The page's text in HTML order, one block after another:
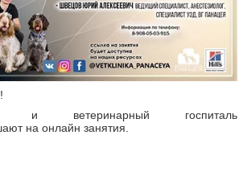
и ветеринарный госпиталь
на онлайн занятия.